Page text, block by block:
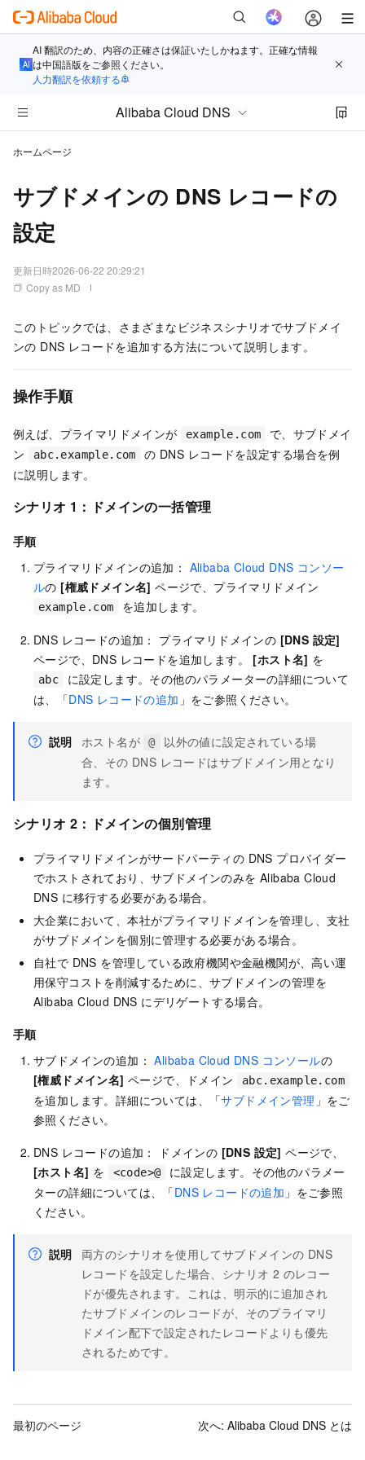
AI 翻訳のため、内容の正確さは保証いたしかねます。正確な情報
は中国語版をご参照ください。
人力翻訳を依頼する
Alibaba Cloud DNS
ホームページ
サブドメインの DNS レコードの
設定
更新日時2026-06-22 20:29:21
Copy as MD
このトピックでは、さまざまなビジネスシナリオでサブドメイ
ンの DNS レコードを追加する方法について説明します。
操作手順
例えば、プライマリドメインが example.com
で、サブドメイ
ン
abc.example.com
の DNS レコードを設定する場合を例
に説明します。
シナリオ 1：ドメインの一括管理
手順
プライマリドメインの追加： Alibaba Cloud DNS コンソー
ルの [権威ドメイン名] ページで、プライマリドメイン
example.com を追加します。
DNS レコードの追加： プライマリドメインの [DNS 設定]
ページで、DNS レコードを追加します。
[ホスト名] を
abc
に設定します。その他のパラメーターの詳細について
は、「DNS レコードの追加 」をご参照ください。
説明 ホスト名が @
以外の値に設定されている場
合、その DNS レコードはサブドメイン用となり
ます。
シナリオ 2：ドメインの個別管理
プライマリドメインがサードパーティの DNS プロバイダー
でホストされており、サブドメインのみを Alibaba Cloud
DNS に移行する必要がある場合。
大企業において、本社がプライマリドメインを管理し、支社
がサブドメインを個別に管理する必要がある場合。
自社で DNS を管理している政府機関や金融機関が、高い運
用保守コストを削減するために、サブドメインの管理を
Alibaba Cloud DNS にデリゲートする場合。
手順
サブドメインの追加：Alibaba Cloud DNS コンソールの
[権威ドメイン名] ページで、ドメイン abc.example.com
を追加します。詳細については、「サブドメイン管理 」をご
参照ください。
DNS レコードの追加： ドメインの [DNS 設定] ページで、
[ホスト名] を <code>@
に設定します。その他のパラメー
ターの詳細については、「DNS レコードの追加 」をご参照
ください。
説明
両方のシナリオを使用してサブドメインの DNS
レコードを設定した場合、シナリオ 2 のレコー
ドが優先されます。これは、明示的に追加され
たサブドメインのレコードが、そのプライマリ
ドメイン配下で設定されたレコードよりも優先
されるためです。
最初のページ 次へ: Alibaba Cloud DNS とは